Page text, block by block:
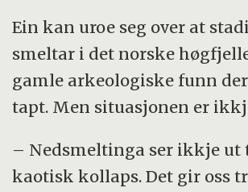
Ein kan uroe seg over at
smeltar i det norske
gamle arkeologiske funn
tapt. Men situasjonen er
– Nedsmeltinga ser ikkje ut
kaotisk kollaps. Det gir oss